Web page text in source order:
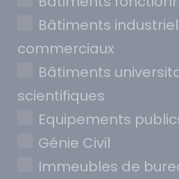
Bâtiments
commerciaux
Bâtiments
scientifiques
Equipements
Génie Civil
Immeubles de